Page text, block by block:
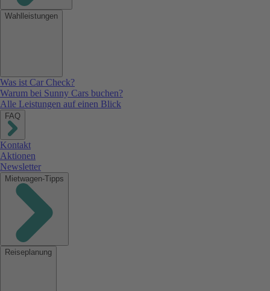
Wahlleistungen
Was ist Car Check?
Warum bei Sunny Cars buchen?
Alle Leistungen auf einen Blick
FAQ
Kontakt
Aktionen
Newsletter
Mietwagen-Tipps
Reiseplanung